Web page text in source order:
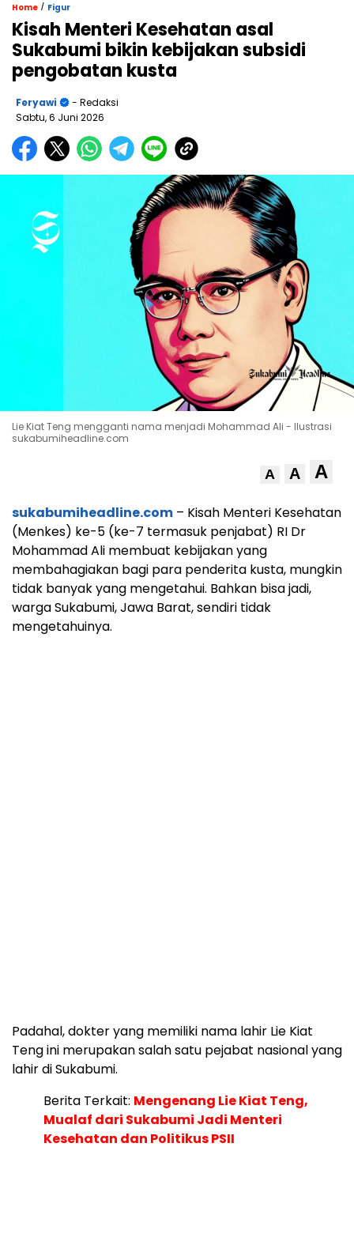
Home / Figur
Kisah Menteri Kesehatan asal
Sukabumi bikin kebijakan subsidi
pengobatan kusta
Feryawi
- Redaksi
Sabtu, 6 Juni 2026
Lie Kiat Teng mengganti nama menjadi Mohammad Ali - Ilustrasi
sukabumiheadline.com
A A A
sukabumiheadline.com – Kisah Menteri Kesehatan
(Menkes) ke-5 (ke-7 termasuk penjabat) RI Dr
Mohammad Ali membuat kebijakan yang
membahagiakan bagi para penderita kusta, mungkin
tidak banyak yang mengetahui. Bahkan bisa jadi,
warga Sukabumi, Jawa Barat, sendiri tidak
mengetahuinya.
Padahal, dokter yang memiliki nama lahir Lie Kiat
Teng ini merupakan salah satu pejabat nasional yang
lahir di Sukabumi.
Berita Terkait: Mengenang Lie Kiat Teng,
Mualaf dari Sukabumi Jadi Menteri
Kesehatan dan Politikus PSII